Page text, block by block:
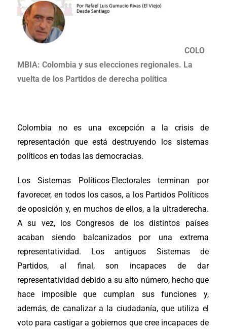
COLO
MBIA: Colombia y sus elecciones regionales. La
vuelta de los Partidos de derecha política
Colombia no es una excepción a la crisis de
representación que está destruyendo los sistemas
políticos en todas las democracias.
Los Sistemas Políticos-Electorales terminan por
favorecer, en todos los casos, a los Partidos Políticos
de oposición y, en muchos de ellos, a la ultraderecha.
A su vez, los Congresos de los distintos países
acaban siendo balcanizados por una extrema
representatividad. Los antiguos Sistemas de
Partidos, al final, son incapaces de dar
representatividad debido a su alto número, hecho que
hace imposible que cumplan sus funciones y,
además, de canalizar a la ciudadanía, que utiliza el
voto para castigar a gobiernos que cree incapaces de